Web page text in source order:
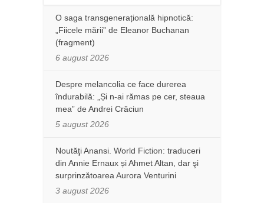
O saga transgenerațională hipnotică:
„Fiicele mării” de Eleanor Buchanan
(fragment)
6 august 2026
Despre melancolia ce face durerea
îndurabilă: „Și n-ai rămas pe cer, steaua
mea” de Andrei Crăciun
5 august 2026
Noutăţi Anansi. World Fiction: traduceri
din Annie Ernaux și Ahmet Altan, dar şi
surprinzătoarea Aurora Venturini
3 august 2026